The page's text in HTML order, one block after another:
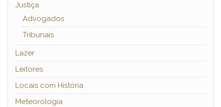
Justiça
Advogados
Tribunais
Lazer
Leitores
Locais com História
Meteorologia